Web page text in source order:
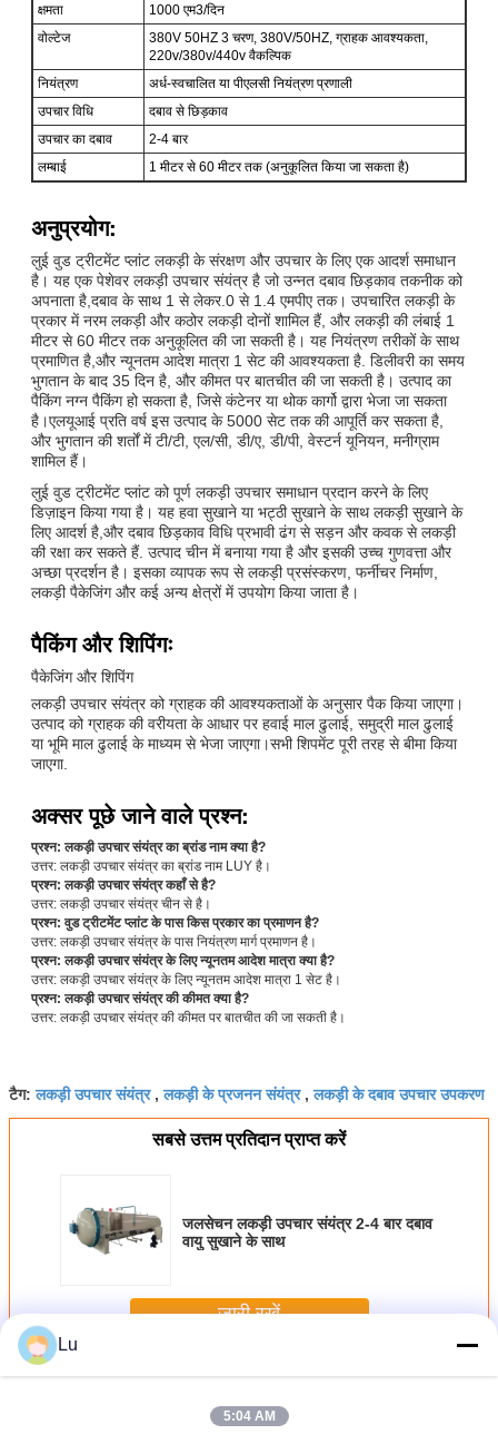
क्षमता
1000 एम3/दिन
वोल्टेज
380V 50HZ 3 चरण, 380V/50HZ, ग्राहक आवश्यकता,
220v/380v/440v वैकल्पिक
नियंत्रण
अर्ध-स्वचालित या पीएलसी नियंत्रण प्रणाली
उपचार विधि
दबाव से छिड़काव
उपचार का दबाव
2-4 बार
लम्बाई
1 मीटर से 60 मीटर तक (अनुकूलित किया जा सकता है)
अनुप्रयोग:
लुई वुड ट्रीटमेंट प्लांट लकड़ी के संरक्षण और उपचार के लिए एक आदर्श समाधान
है। यह एक पेशेवर लकड़ी उपचार संयंत्र है जो उन्नत दबाव छिड़काव तकनीक को
अपनाता है,दबाव के साथ 1 से लेकर.0 से 1.4 एमपीए तक। उपचारित लकड़ी के
प्रकार में नरम लकड़ी और कठोर लकड़ी दोनों शामिल हैं, और लकड़ी की लंबाई 1
मीटर से 60 मीटर तक अनुकूलित की जा सकती है। यह नियंत्रण तरीकों के साथ
प्रमाणित है,और न्यूनतम आदेश मात्रा 1 सेट की आवश्यकता है. डिलीवरी का समय
भुगतान के बाद 35 दिन है, और कीमत पर बातचीत की जा सकती है। उत्पाद का
पैकिंग नग्न पैकिंग हो सकता है, जिसे कंटेनर या थोक कार्गो द्वारा भेजा जा सकता
है।एलयूआई प्रति वर्ष इस उत्पाद के 5000 सेट तक की आपूर्ति कर सकता है,
और भुगतान की शर्तों में टी/टी, एल/सी, डी/ए, डी/पी, वेस्टर्न यूनियन, मनीग्राम
शामिल हैं।
लुई वुड ट्रीटमेंट प्लांट को पूर्ण लकड़ी उपचार समाधान प्रदान करने के लिए
डिज़ाइन किया गया है। यह हवा सुखाने या भट्ठी सुखाने के साथ लकड़ी सुखाने के
लिए आदर्श है,और दबाव छिड़काव विधि प्रभावी ढंग से सड़न और कवक से लकड़ी
की रक्षा कर सकते हैं. उत्पाद चीन में बनाया गया है और इसकी उच्च गुणवत्ता और
अच्छा प्रदर्शन है। इसका व्यापक रूप से लकड़ी प्रसंस्करण, फर्नीचर निर्माण,
लकड़ी पैकेजिंग और कई अन्य क्षेत्रों में उपयोग किया जाता है।
पैकिंग और शिपिंगः
पैकेजिंग और शिपिंग
लकड़ी उपचार संयंत्र को ग्राहक की आवश्यकताओं के अनुसार पैक किया जाएगा।
उत्पाद को ग्राहक की वरीयता के आधार पर हवाई माल ढुलाई, समुद्री माल ढुलाई
या भूमि माल ढुलाई के माध्यम से भेजा जाएगा।सभी शिपमेंट पूरी तरह से बीमा किया
जाएगा.
अक्सर पूछे जाने वाले प्रश्न:
प्रश्न: लकड़ी उपचार संयंत्र का ब्रांड नाम क्या है?
उत्तर: लकड़ी उपचार संयंत्र का ब्रांड नाम LUY है।
प्रश्न: लकड़ी उपचार संयंत्र कहाँ से है?
उत्तर: लकड़ी उपचार संयंत्र चीन से है।
प्रश्न: वुड ट्रीटमेंट प्लांट के पास किस प्रकार का प्रमाणन है?
उत्तर: लकड़ी उपचार संयंत्र के पास नियंत्रण मार्ग प्रमाणन है।
प्रश्न: लकड़ी उपचार संयंत्र के लिए न्यूनतम आदेश मात्रा क्या है?
उत्तर: लकड़ी उपचार संयंत्र के लिए न्यूनतम आदेश मात्रा 1 सेट है।
प्रश्न: लकड़ी उपचार संयंत्र की कीमत क्या है?
उत्तर: लकड़ी उपचार संयंत्र की कीमत पर बातचीत की जा सकती है।
टैग:लकड़ी उपचार संयंत्र,लकड़ी के प्रजनन संयंत्र,लकड़ी के दबाव उपचार उपकरण
सबसे उत्तम प्रतिदान प्राप्त करें
जलसेचन लकड़ी उपचार संयंत्र 2-4 बार दबाव
वायु सुखाने के साथ
जारी रखें
अधिकलकड़ी उपचार संयंत्र
Lu
5:04 AM